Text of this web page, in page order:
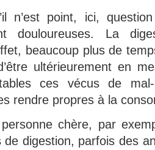
n’est point, ici,
douloureuses. La
beaucoup plus de
ultérieurement en
ces vécus de
rendre propres à la
personne chère, par
de digestion, parfois des